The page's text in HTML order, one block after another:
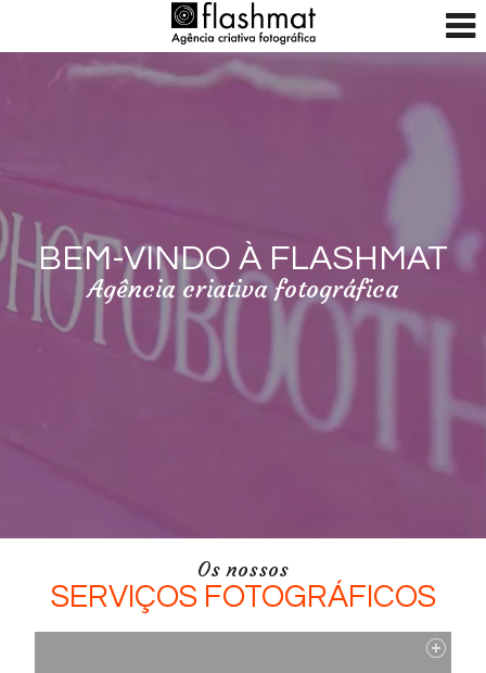
BEM-VINDO À FLASHMAT
Agência criativa fotográfica
Os nossos
SERVIÇOS FOTOGRÁFICOS